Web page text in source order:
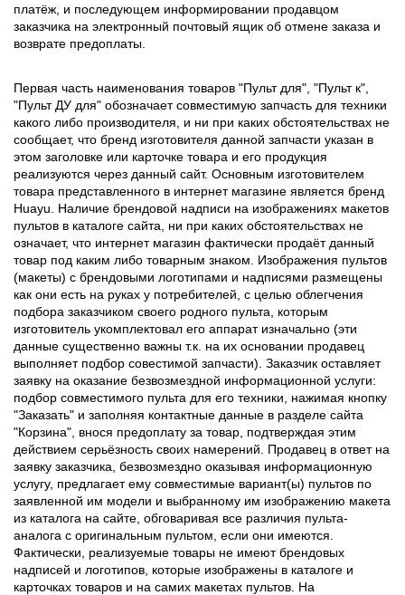
платёж, и последующем информировании продавцом
заказчика на электронный почтовый ящик об отмене заказа и
возврате предоплаты.
Первая часть наименования товаров "Пульт для", "Пульт к",
"Пульт ДУ для" обозначает совместимую запчасть для техники
какого либо производителя, и ни при каких обстоятельствах не
сообщает, что бренд изготовителя данной запчасти указан в
этом заголовке или карточке товара и его продукция
реализуются через данный сайт. Основным изготовителем
товара представленного в интернет магазине является бренд
Huayu. Наличие брендовой надписи на изображениях макетов
пультов в каталоге сайта, ни при каких обстоятельствах не
означает, что интернет магазин фактически продаёт данный
товар под каким либо товарным знаком. Изображения пультов
(макеты) с брендовыми логотипами и надписями размещены
как они есть на руках у потребителей, с целью облегчения
подбора заказчиком своего родного пульта, которым
изготовитель укомплектовал его аппарат изначально (эти
данные существенно важны т.к. на их основании продавец
выполняет подбор совестимой запчасти). Заказчик оставляет
заявку на оказание безвозмездной информационной услуги:
подбор совместимого пульта для его техники, нажимая кнопку
"Заказать" и заполняя контактные данные в разделе сайта
"Корзина", внося предоплату за товар, подтверждая этим
действием серьёзность своих намерений. Продавец в ответ на
заявку заказчика, безвозмездно оказывая информационную
услугу, предлагает ему совместимые вариант(ы) пультов по
заявленной им модели и выбранному им изображению макета
из каталога на сайте, обговаривая все различия пульта-
аналога с оригинальным пультом, если они имеются.
Фактически, реализуемые товары не имеют брендовых
надписей и логотипов, которые изображены в каталоге и
карточках товаров и на самих макетах пультов. На